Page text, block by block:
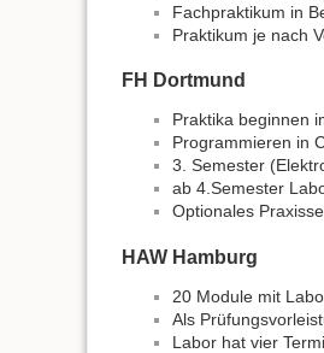
Fachpraktikum in
Praktikum je nach
FH Dortmund
Praktika beginnen
Programmieren in
3. Semester
ab 4.Semester
Optionales
HAW Hamburg
20 Module mit
Als
Labor hat vier